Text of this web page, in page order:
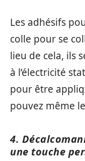
Les adhésifs
colle pour se
lieu de cela, ils
à l’électricité
pour être
pouvez même
4.
une touche